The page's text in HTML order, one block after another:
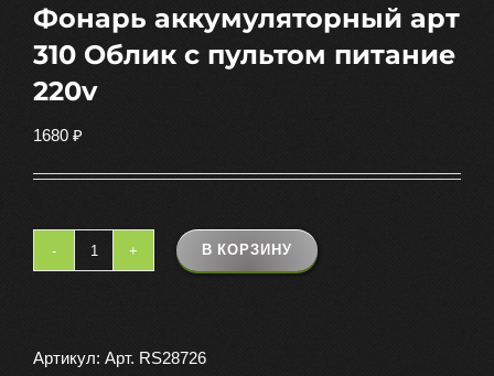
Фонарь аккумуляторный арт
310 Облик с пультом питание
220v
1680 ₽
Количество
аккумуляторный
В КОРЗИНУ
Артикул: Арт. RS28726